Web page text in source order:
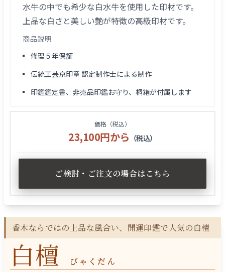
水牛の中でも希少な白水牛を使用した印材です。
上品な白さと美しい艶が特徴の高級印材です。
商品説明
修理５年保証
伝統工芸京印章 認定制作士による制作
印鑑鑑定書、非売品印鑑お守り、桐箱が付属します
価格（税込）
23,100円から （税込）
ご検討・ご注文の場合はこちら
香木ならではの上品な風合い、開運印鑑で人気の白檀
白檀 びゃくだん